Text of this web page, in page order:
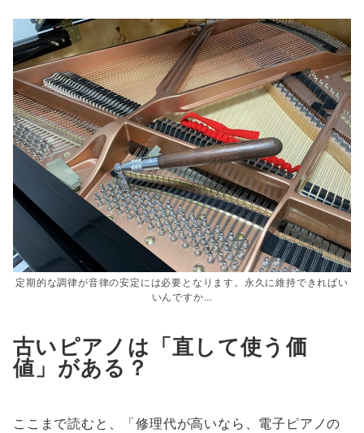
定期的な調律が音律の安定には必要となります。永久に維持できればい
いんですか…
古いピアノは「直して使う価
値」がある？
ここまで読むと、「修理代が高いなら、電子ピアノの